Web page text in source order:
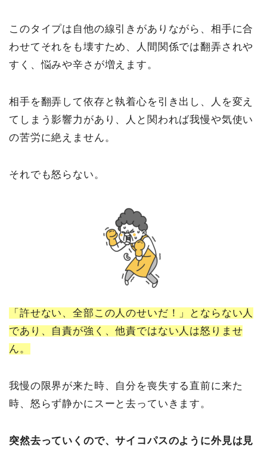
このタイプは自他の線引きがありながら、相手に合
わせてそれをも壊すため、人間関係では翻弄されや
すく、悩みや辛さが増えます。
相手を翻弄して依存と執着心を引き出し、人を変え
てしまう影響力があり、人と関われば我慢や気使い
の苦労に絶えません。
それでも怒らない。
「許せない、全部この人のせいだ！」とならない人
であり、自責が強く、他責ではない人は怒りませ
ん。
我慢の限界が来た時、自分を喪失する直前に来た
時、怒らず静かにスーと去っていきます。
突然去っていくので、サイコパスのように外見は見